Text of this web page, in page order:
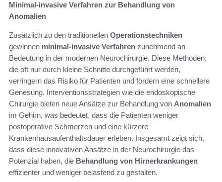
Minimal-invasive Verfahren zur Behandlung von
Anomalien
Zusätzlich zu den traditionellen Operationstechniken
gewinnen minimal-invasive Verfahren zunehmend an
Bedeutung in der modernen Neurochirurgie. Diese Methoden,
die oft nur durch kleine Schnitte durchgeführt werden,
verringern das Risiko für Patienten und fördern eine schnellere
Genesung. Interventionsstrategien wie die endoskopische
Chirurgie bieten neue Ansätze zur Behandlung von Anomalien
im Gehirn, was bedeutet, dass die Patienten weniger
postoperative Schmerzen und eine kürzere
Krankenhausaufenthaltsdauer erleben. Insgesamt zeigt sich,
dass diese innovativen Ansätze in der Neurochirurgie das
Potenzial haben, die Behandlung von Hirnerkrankungen
effizienter und weniger belastend zu gestalten.